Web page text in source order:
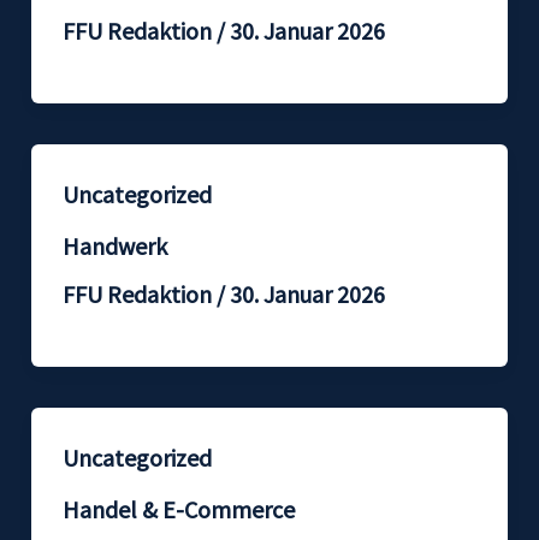
FFU Redaktion /30. Januar 2026
Uncategorized
Handwerk
FFU Redaktion /30. Januar 2026
Uncategorized
Handel & E-Commerce